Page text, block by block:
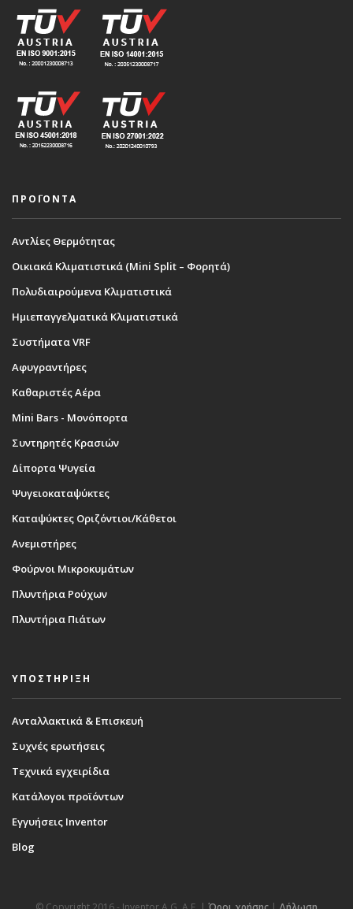
ΠΡΟΪΟΝΤΑ
Αντλίες Θερμότητας
Οικιακά Κλιματιστικά (Mini Split – Φορητά)
Πολυδιαιρούμενα Κλιματιστικά
Ημιεπαγγελματικά Κλιματιστικά
Συστήματα VRF
Αφυγραντήρες
Καθαριστές Αέρα
Mini Bars - Μονόπορτα
Συντηρητές Κρασιών
Δίπορτα Ψυγεία
Ψυγειοκαταψύκτες
Καταψύκτες Οριζόντιοι/Κάθετοι
Ανεμιστήρες
Φούρνοι Μικροκυμάτων
Πλυντήρια Ρούχων
Πλυντήρια Πιάτων
ΥΠΟΣΤΗΡΙΞΗ
Ανταλλακτικά & Επισκευή
Συχνές ερωτήσεις
Τεχνικά εγχειρίδια
Κατάλογοι προϊόντων
Εγγυήσεις Inventor
Blog